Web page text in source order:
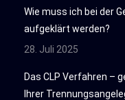
Wie muss ich bei der
aufgeklärt werden?
28. Juli 2025
Das CLP Verfahren –
Ihrer